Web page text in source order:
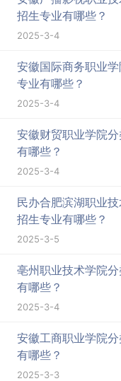
招生专业有哪些？
2025-3-4
安徽国际商务职业
专业有哪些？
2025-3-4
安徽财贸职业学院
有哪些？
2025-3-4
民办合肥滨湖职业
招生专业有哪些？
2025-3-5
亳州职业技术学院
有哪些？
2025-3-4
安徽工商职业学院
有哪些？
2025-3-3